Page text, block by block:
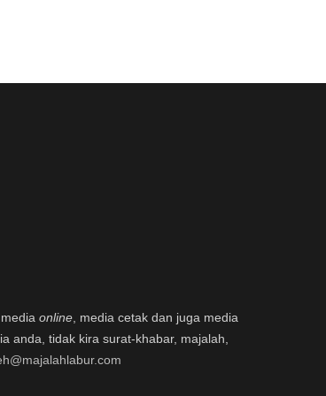
online , media cetak dan juga media
anda, tidak kira surat-khabar, majalah,